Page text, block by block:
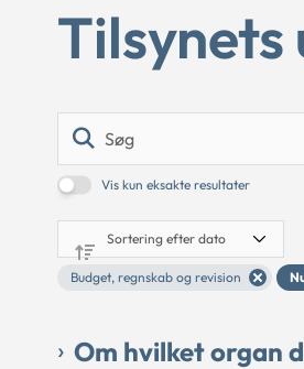
Vis kun eksakte resultater
Budget, regnskab og revision
Om hvilket organ